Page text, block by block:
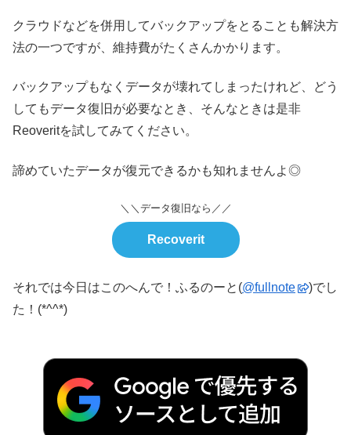
クラウドなどを併用してバックアップをとることも解決方
法の一つですが、維持費がたくさんかかります。
バックアップもなくデータが壊れてしまったけれど、どう
してもデータ復旧が必要なとき、そんなときは是非
Reoveritを試してみてください。
諦めていたデータが復元できるかも知れませんよ◎
＼＼データ復旧なら／／
Recoverit
それでは今日はこのへんで！ふるのーと(@fullnote
)でし
た！(*^^*)